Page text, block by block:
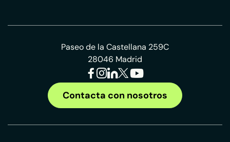
Paseo de la Castellana 259C
28046 Madrid
Contacta con nosotros